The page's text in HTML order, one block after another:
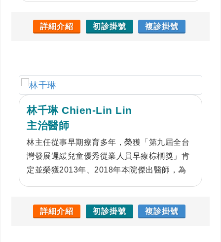
現為台灣復健醫學會、中華民國骨質疏鬆症學
痛控制 (超音波導引注射、增生治療、神經解
套)、骨骼肌肉系統復健 (運動傷害、下背痛、
五十肩、關節炎、腱鞘炎等)、神經復健 (腦中
風、腦創傷、脊髓損傷)、心肺復健 (心肌梗塞
後、心臟衰竭)、吞咽困難評估(MBSImP吞嚥
攝影)，脊椎側彎治療(Schroth Best Practice)
以及ERAS術後加速康復療程。
詳細介紹 初診掛號 複診掛號
林千琳 Chien-Lin Lin
主治醫師
林主任從事早期療育多年，榮獲「第九屆全台
灣發展遲緩兒童優秀從業人員早療棕櫚獎」肯
定並榮獲2013年、2018年本院傑出醫師，為
系授課老師，並參與醫學系核心課程教材製
詳細介紹 初診掛號 複診掛號